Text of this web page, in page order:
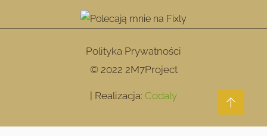
Polityka Prywatności
© 2022 2M7Project
| Realizacja: Codaly